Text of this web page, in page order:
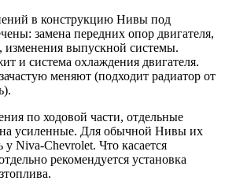
в конструкцию Нивы под
замена передних опор двигателя,
изменения выпускной системы.
и система охлаждения двигателя.
меняют (подходит радиатор от
по ходовой части, отдельные
усиленные. Для обычной Нивы их
Niva-Chevrolet. Что касается
рекомендуется установка